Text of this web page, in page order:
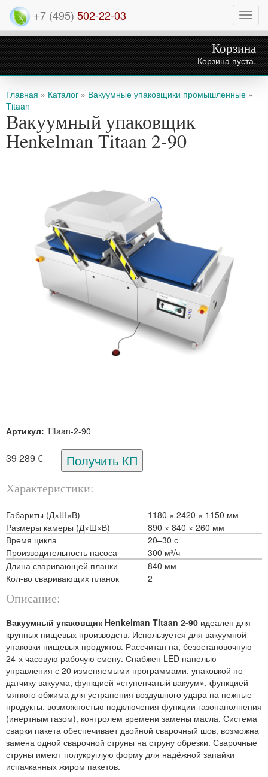
+7 (495) 502-22-03
Корзина
Корзина пуста.
Вы здесь
Главная » Каталог » Вакуумные упаковщики промышленные »
Titaan
Вакуумный упаковщик
Henkelman Titaan 2-90
Артикул: Titaan-2-90
39 289 €
Характеристики
Габариты (Д×Ш×В) 1180 2420
1150 мм
Размеры камеры (Д×Ш×В)
890 840
260 мм
Время цикла
20–30 с
Производительность насоса
300 м³/ч
Длина сваривающей планки
840 мм
Кол-во сваривающих планок
2
Описание:
Вакуумный упаковщик Henkelman Titaan 2-90 идеален для
крупных пищевых производств. Используется для вакуумной
упаковки пищевых продуктов. Рассчитан на, безостановочную
24-х часовую рабочую смену. Снабжен LED панелью
управления с 20 изменяемыми программами, упаковкой по
датчику вакуума, функцией «ступенчатый вакуум», функцией
мягкого обжима для устранения воздушного удара на нежные
продукты, возможностью подключения функции газонаполнения
(инертным газом), контролем времени замены масла. Система
сварки пакета обеспечивает двойной сварочный шов, возможна
замена одной сварочной струны на струну обрезки. Сварочные
струны имеют полукруглую форму для надёжной запайки
испачканных жиром пакетов.